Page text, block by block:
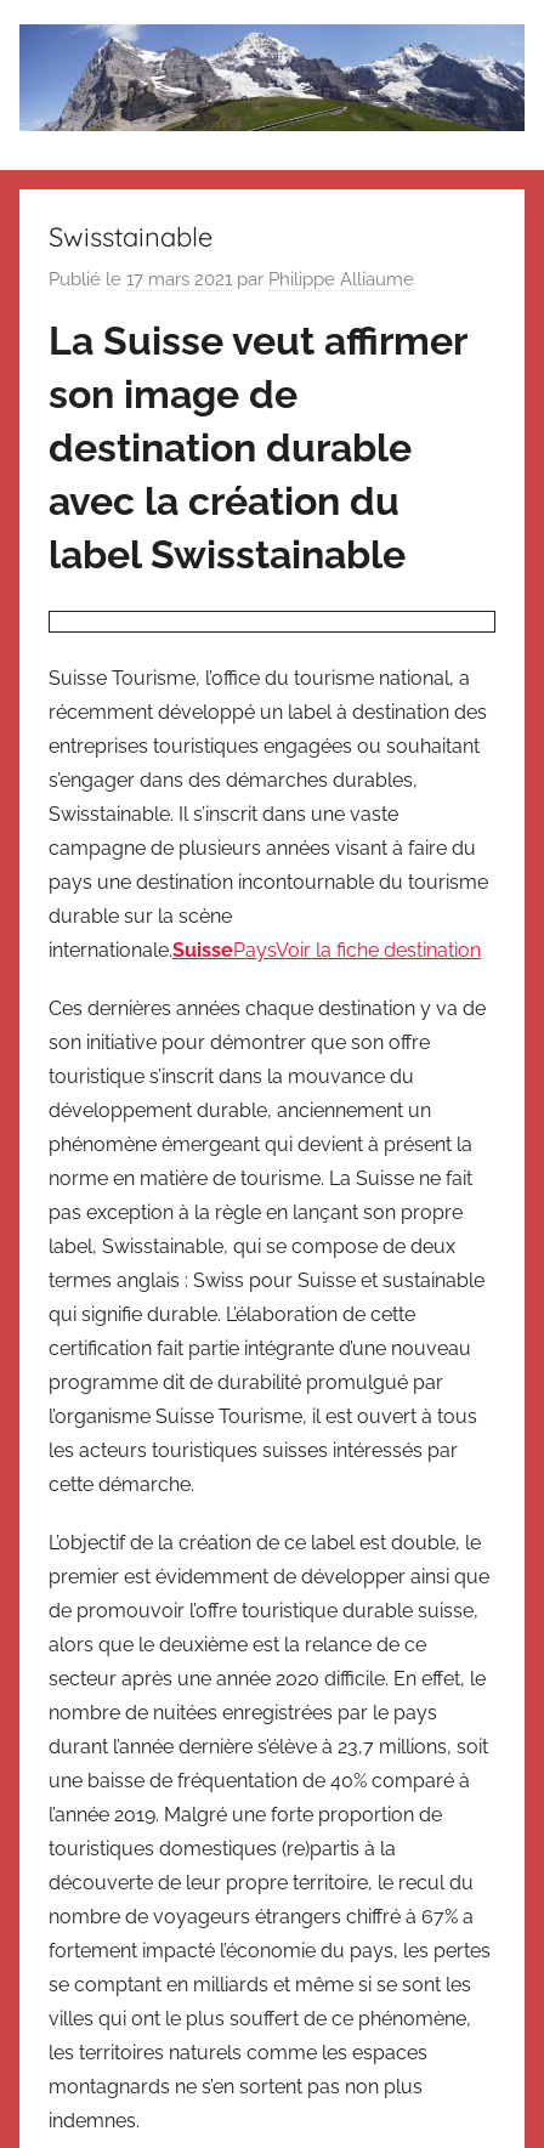
Le
blog
de
Suisse
Magazine
Suisse
Suisse
Magazine
Suisse
Swisstainable
Publié le 17 mars 2021 par Philippe Alliaume
La Suisse veut affirmer
son image de
destination durable
avec la création du
label Swisstainable
Suisse Tourisme, l’office du tourisme national, a
récemment développé un label à destination des
entreprises touristiques engagées ou souhaitant
s’engager dans des démarches durables,
Swisstainable. Il s’inscrit dans une vaste
campagne de plusieurs années visant à faire du
pays une destination incontournable du tourisme
durable sur la scène
internationale.SuissePaysVoir la fiche destination
Ces dernières années chaque destination y va de
son initiative pour démontrer que son offre
touristique s’inscrit dans la mouvance du
développement durable, anciennement un
phénomène émergeant qui devient à présent la
norme en matière de tourisme. La Suisse ne fait
pas exception à la règle en lançant son propre
label, Swisstainable, qui se compose de deux
termes anglais : Swiss pour Suisse et sustainable
qui signifie durable. L’élaboration de cette
certification fait partie intégrante d’une nouveau
programme dit de durabilité promulgué par
l’organisme Suisse Tourisme, il est ouvert à tous
les acteurs touristiques suisses intéressés par
cette démarche.
L’objectif de la création de ce label est double, le
premier est évidemment de développer ainsi que
de promouvoir l’offre touristique durable suisse,
alors que le deuxième est la relance de ce
secteur après une année 2020 difficile. En effet, le
nombre de nuitées enregistrées par le pays
durant l’année dernière s’élève à 23,7 millions, soit
une baisse de fréquentation de 40% comparé à
l’année 2019. Malgré une forte proportion de
touristiques domestiques (re)partis à la
découverte de leur propre territoire, le recul du
nombre de voyageurs étrangers chiffré à 67% a
fortement impacté l’économie du pays, les pertes
se comptant en milliards et même si se sont les
villes qui ont le plus souffert de ce phénomène,
les territoires naturels comme les espaces
montagnards ne s’en sortent pas non plus
indemnes.